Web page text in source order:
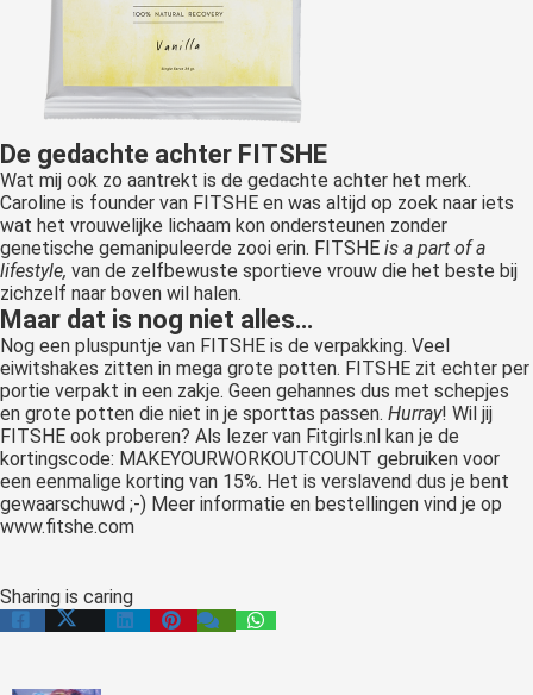
De gedachte achter FITSHE
Wat mij ook zo aantrekt is de gedachte achter het merk.
Caroline is founder van FITSHE en was altijd op zoek naar iets
wat het vrouwelijke lichaam kon ondersteunen zonder
genetische gemanipuleerde zooi erin. FITSHE is a part of a
lifestyle, van de zelfbewuste sportieve vrouw die het beste bij
zichzelf naar boven wil halen.
Maar dat is nog niet alles…
Nog een pluspuntje van FITSHE is de verpakking. Veel
eiwitshakes zitten in mega grote potten. FITSHE zit echter per
portie verpakt in een zakje. Geen gehannes dus met schepjes
en grote potten die niet in je sporttas passen. Hurray! Wil jij
FITSHE ook proberen? Als lezer van Fitgirls.nl kan je de
kortingscode: MAKEYOURWORKOUTCOUNT gebruiken voor
een eenmalige korting van 15%. Het is verslavend dus je bent
gewaarschuwd ;-) Meer informatie en bestellingen vind je op
www.fitshe.com
Sharing is caring